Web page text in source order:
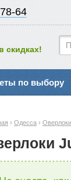
64
скидках!
по выбору
› Одесса › Оверлоки